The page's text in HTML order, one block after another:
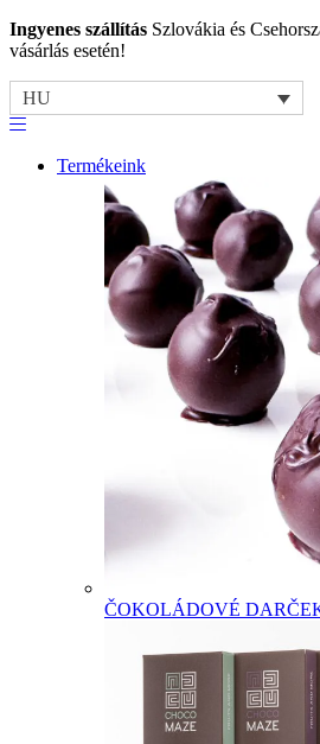
Ingyenes szállítás Szlovákia és
vásárlás esetén!
HU
Termékeink
ČOKOLÁDOVÉ